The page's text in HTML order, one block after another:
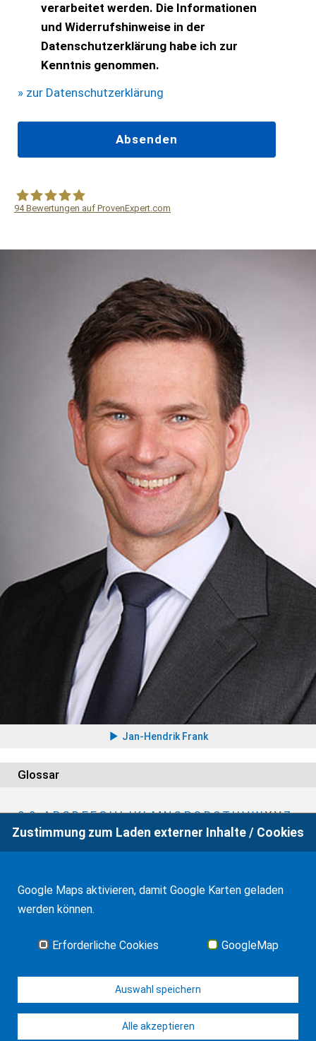
verarbeitet werden. Die Informationen
und Widerrufshinweise in der
Datenschutzerklärung habe ich zur
Kenntnis genommen.
» zur Datenschutzerklärung
94Bewertungen auf ProvenExpert.com
Jan-Hendrik Frank
Glossar
0-9 ABCDEFGHIJKLMNOPQRSTUVWXYZ
Auf Wunsch beraten wir auch telefonisch oder über
finden Sie auf derZoom-Seite.
Zustimmung zum Laden externer Inhalte / Cookies
Google Maps aktivieren, damit Google Karten geladen
werden können.
Erforderliche Cookies GoogleMap
Auswahl speichern
Alle akzeptieren